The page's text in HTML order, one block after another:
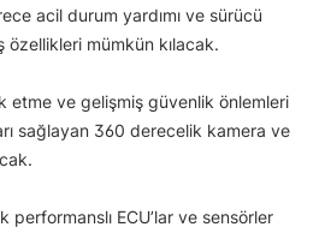
acil durum yardımı ve sürücü
mümkün kılacak.
etme ve gelişmiş güvenlik önlemleri
sağlayan 360 derecelik kamera ve
performanslı ECU’lar ve sensörler